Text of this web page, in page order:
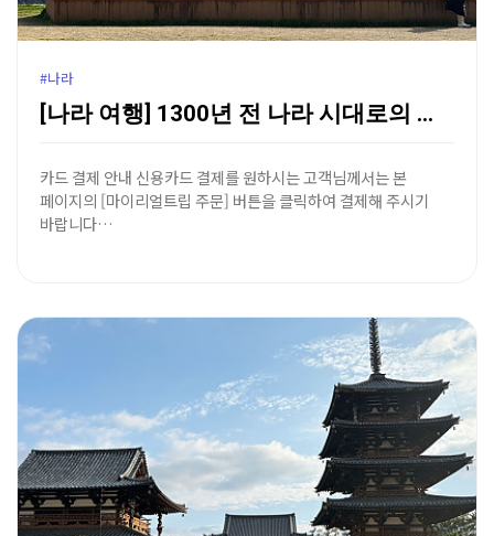
#나라
[나라 여행] 1300년 전 나라 시대로의 시간 여행,…
카드 결제 안내 신용카드 결제를 원하시는 고객님께서는 본
페이지의 [마이리얼트립 주문] 버튼을 클릭하여 결제해 주시기
바랍니다…